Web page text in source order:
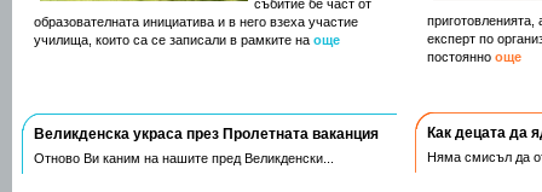
събитие бе част от
образователната инициатива и в него взеха участие
училища, които са се записали в рамките на още
Великденска украса през Пролетната ваканция
Отново Ви каним на нашите пред Великденски...
експерт по
постоянно още
Как децата да
Няма смисъл да